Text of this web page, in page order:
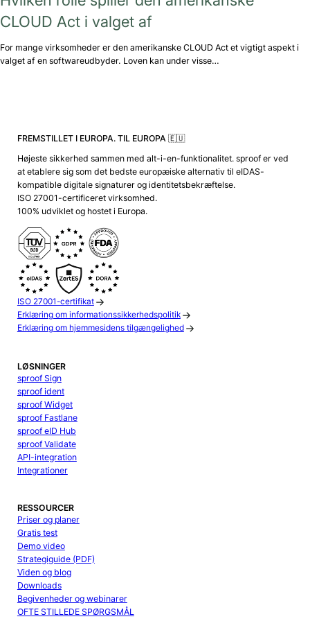
CLOUD Act i valget af
For mange virksomheder er den amerikanske CLOUD Act et vigtigt aspekt i
valget af en softwareudbyder. Loven kan under visse…
FREMSTILLET I EUROPA. TIL EUROPA 🇪🇺
Højeste sikkerhed sammen med alt-i-en-funktionalitet. sproof er ved
at etablere sig som det bedste europæiske alternativ til eIDAS-
kompatible digitale signaturer og identitetsbekræftelse.
ISO 27001-certificeret virksomhed.
100% udviklet og hostet i Europa.
ISO 27001-certifikat
Erklæring om informationssikkerhedspolitik
Erklæring om hjemmesidens tilgængelighed
LØSNINGER
sproof Sign
sproof ident
sproof Widget
sproof Fastlane
sproof eID Hub
sproof Validate
API-integration
Integrationer
RESSOURCER
Priser og planer
Gratis test
Demo video
Strategiguide (PDF)
Viden og blog
Downloads
Begivenheder og webinarer
OFTE STILLEDE SPØRGSMÅL